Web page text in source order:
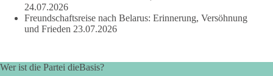
💬 Was ist dir wichtiger: der Absender eines Antrags oder das
Ergebnis für Sachsen-Anhalt?
👉 Folgen:
24.07.2026
Freundschaftsreise nach Belarus: Erinnerung, Versöhnung
und Frieden 23.07.2026
Wer ist die Partei dieBasis?